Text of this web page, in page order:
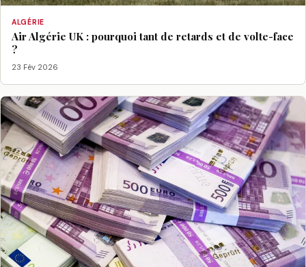
ALGÉRIE
Air Algérie UK : pourquoi tant de retards et de volte-face
?
23 Fév 2026